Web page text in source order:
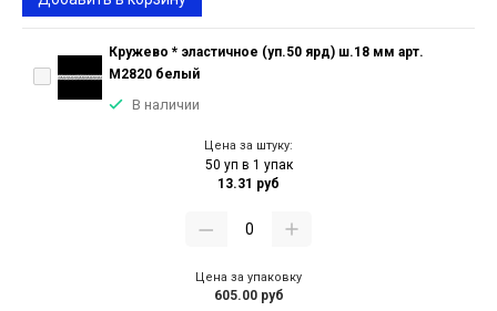
Кружево * эластичное (уп.50 ярд) ш.18 мм арт.
M2820 белый
В наличии
Цена за штуку:
50 уп в 1 упак
13.31 руб
Цена за упаковку
605.00 руб